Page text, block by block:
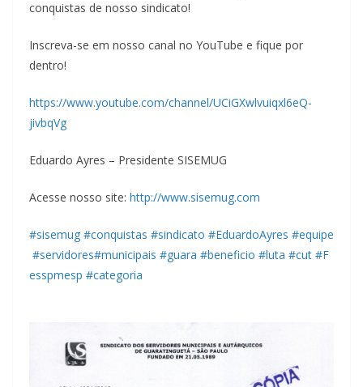
conquistas de nosso sindicato!
Inscreva-se em nosso canal no YouTube e fique por
dentro!
https://www.youtube.com/channel/UCiGXwlvuiqxl6eQ-
jivbqVg
Eduardo Ayres – Presidente SISEMUG
Acesse nosso site: http://www.sisemug.com
#sisemug #conquistas #sindicato #EduardoAyres #equipe
#servidores#municipais #guara #beneficio #luta #cut #F
esspmesp #categoria